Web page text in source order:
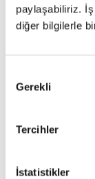
paylaşabiliriz. İş
diğer bilgilerle
Seçimi
Gerekli
Tercihler
İstatistikler
Destek
Sıkça
Yasal Bilgiler
Kullanım